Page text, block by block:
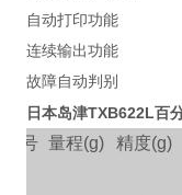
自动打印功能
连续输出功能
故障自动判别
日本岛津TXB622L百
型号 量程(g) 精度(g)